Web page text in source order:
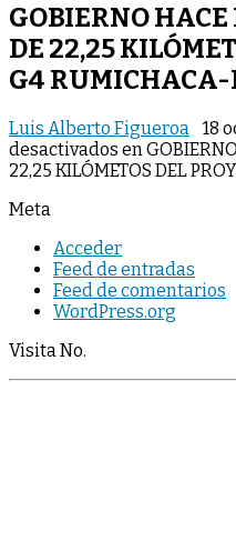
GOBIERNO
DE 22,25
G4 RUMICHACA-
Luis Alberto Figueroa 18
desactivados en
22,25 KILÓMETOS DEL
Meta
Acceder
Feed de entradas
Feed de comentarios
WordPress.org
Visita No.